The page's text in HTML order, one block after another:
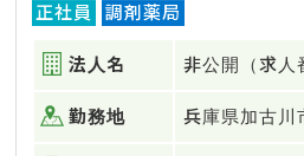
正社員 調剤薬局
法人名 非公開（求人
勤務地 兵庫県加古川